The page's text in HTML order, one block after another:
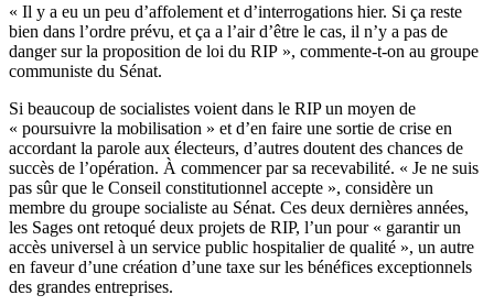
« Il y a eu un peu d’affolement et d’interrogations hier. Si ça reste
bien dans l’ordre prévu, et ça a l’air d’être le cas, il n’y a pas de
danger sur la proposition de loi du RIP », commente-t-on au groupe
communiste du Sénat.
Si beaucoup de socialistes voient dans le RIP un moyen de
« poursuivre la mobilisation » et d’en faire une sortie de crise en
accordant la parole aux électeurs, d’autres doutent des chances de
succès de l’opération. À commencer par sa recevabilité. « Je ne suis
pas sûr que le Conseil constitutionnel accepte », considère un
membre du groupe socialiste au Sénat. Ces deux dernières années,
les Sages ont retoqué deux projets de RIP, l’un pour « garantir un
accès universel à un service public hospitalier de qualité », un autre
en faveur d’une création d’une taxe sur les bénéfices exceptionnels
des grandes entreprises.